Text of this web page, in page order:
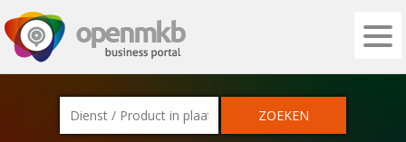
OPENMKB - DE ZAKELIJKE PORTAL